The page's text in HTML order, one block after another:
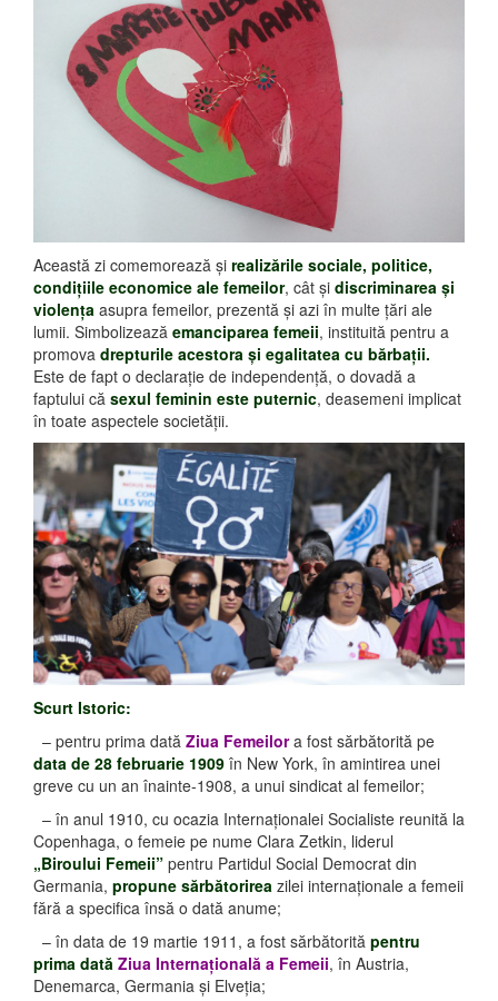
Această zi comemorează şi realizările sociale, politice,
condiţiile economice ale femeilor, cât şi discriminarea şi
violenţa asupra femeilor, prezentă şi azi în multe ţări ale
lumii. Simbolizează emanciparea femeii, instituită pentru a
promova drepturile acestora şi egalitatea cu bărbaţii.
Este de fapt o declaraţie de independenţă, o dovadă a
faptului că sexul feminin este puternic, deasemeni implicat
în toate aspectele societăţii.
Scurt Istoric:
– pentru prima dată Ziua Femeilora fost sărbătorită pe
data de 28 februarie 1909 în New York, în amintirea unei
greve cu un an înainte-1908, a unui sindicat al femeilor;
– în anul 1910, cu ocazia Internaţionalei Socialiste reunită la
Copenhaga, o femeie pe nume Clara Zetkin, liderul
„Biroului Femeii” pentru Partidul Social Democrat din
Germania, propune sărbătorirea zilei internaţionale a femeii
fără a specifica însă o dată anume;
– în data de 19 martie 1911, a fost sărbătorită pentru
prima dată Ziua Internaţională a Femeii, în Austria,
Denemarca, Germania şi Elveţia;